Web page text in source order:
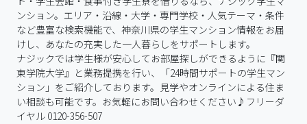
ンション。エリア・沿線・大学・専門学校・人気テーマ・条件
など豊富な検索機能で、神奈川県の学生マンション情報をお届
けし、あなたの充実した一人暮らしをサポートします。
ナジックでは学生様が安心してお部屋探しができるように『関
東学院大学』と業務提携を行い、「24時間サポートの学生マン
ション」をご紹介しております。見学やオンラインによる住ま
い相談も可能です。お気軽にお問い合わせください♪フリーダ
イヤル 0120-356-507